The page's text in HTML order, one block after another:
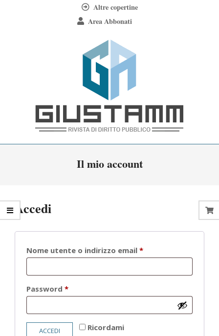
Altre copertine
Area Abbonati
Giustamm
Il mio account
Accedi
Nome utente o indirizzo email *Richiesto
Password *Richiesto
Ricordami
ACCEDI